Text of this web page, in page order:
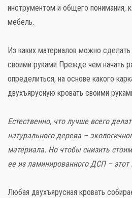
инструментом и общего понимания,
мебель.
Из каких материалов можно
своими руками Прежде чем начать
определиться, на основе какого
двухъярусную кровать своими
Естественно, что лучше всего
натурального дерева –
материала. Но чтобы снизить
ее из ламинированного ДСП –
Любая двухъярусная кровать